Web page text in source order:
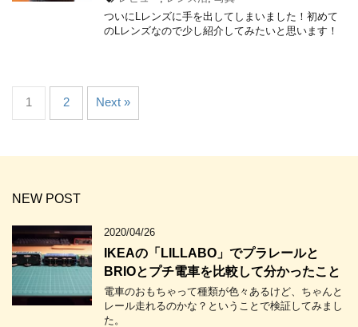
ついにLレンズに手を出してしまいました！初めて
のLレンズなので少し紹介してみたいと思います！
1 2 Next »
NEW POST
2020/04/26
IKEAの「LILLABO」でプラレールと
BRIOとプチ電車を比較して分かったこと
電車のおもちゃって種類が色々あるけど、ちゃんと
レール走れるのかな？ということで検証してみまし
た。